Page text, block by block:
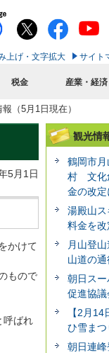
上げ・文字拡大 サイト
税金 産業・経済
（5月1日現在）
5月1日
かけて
もので
呼ばれ
観光情
鶴岡市
村 文化
金の改
湯殿山ス
料金を
月山登
山道の
朝日スー
促進協議
【2月
ひ雪ま
朝日連